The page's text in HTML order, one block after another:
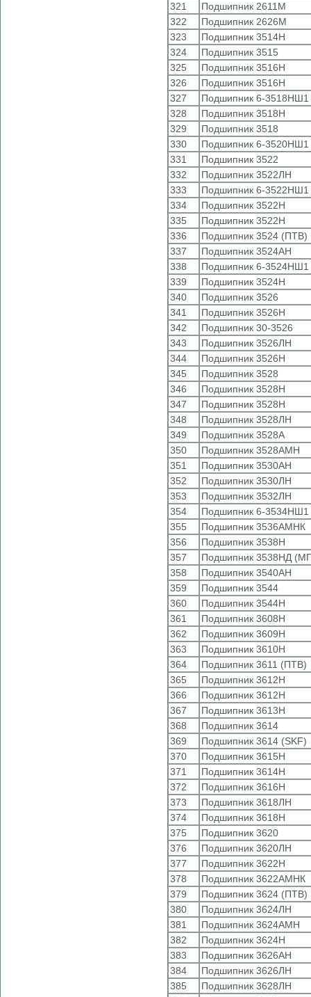
321
Подшипник 2611М
322
Подшипник 2626М
323
Подшипник 3514Н
324
Подшипник 3515
325
Подшипник 3516Н
326
Подшипник 3516Н
327
Подшипник 6-3518НШ1
328
Подшипник 3518Н
329
Подшипник 3518
330
Подшипник 6-3520НШ1
331
Подшипник 3522
332
Подшипник 3522ЛН
333
Подшипник 6-3522НШ1
334
Подшипник 3522Н
335
Подшипник 3522Н
336
Подшипник 3524 (ПТВ)
337
Подшипник 3524АН
338
Подшипник 6-3524НШ1
339
Подшипник 3524Н
340
Подшипник 3526
341
Подшипник 3526Н
342
Подшипник 30-3526
343
Подшипник 3526ЛН
344
Подшипник 3526Н
345
Подшипник 3528
346
Подшипник 3528Н
347
Подшипник 3528Н
348
Подшипник 3528ЛН
349
Подшипник 3528А
350
Подшипник 3528АМН
351
Подшипник 3530АН
352
Подшипник 3530ЛН
353
Подшипник 3532ЛН
354
Подшипник 6-3534НШ1
355
Подшипник 3536АМНК
356
Подшипник 3538Н
357
Подшипник 3538НД
358
Подшипник 3540АН
359
Подшипник 3544
360
Подшипник 3544Н
361
Подшипник 3608Н
362
Подшипник 3609Н
363
Подшипник 3610Н
364
Подшипник 3611 (ПТВ)
365
Подшипник 3612Н
366
Подшипник 3612Н
367
Подшипник 3613Н
368
Подшипник 3614
369
Подшипник 3614 (SKF)
370
Подшипник 3615Н
371
Подшипник 3614Н
372
Подшипник 3616Н
373
Подшипник 3618ЛН
374
Подшипник 3618Н
375
Подшипник 3620
376
Подшипник 3620ЛН
377
Подшипник 3622Н
378
Подшипник 3622АМНК
379
Подшипник 3624 (ПТВ)
380
Подшипник 3624ЛН
381
Подшипник 3624АМН
382
Подшипник 3624Н
383
Подшипник 3626АН
384
Подшипник 3626ЛН
385
Подшипник 3628ЛН